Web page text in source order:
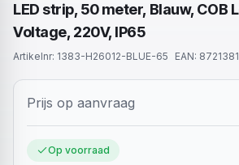
LED strip, 50 meter, Blauw, COB
Voltage, 220V, IP65
Artikelnr: 1383-H26012-BLUE-65 EAN:
Prijs op aanvraag
Op voorraad